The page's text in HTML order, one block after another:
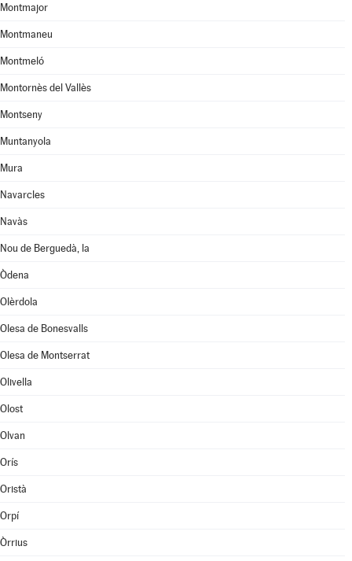
Montmajor
Montmaneu
Montmeló
Montornès del Vallès
Montseny
Muntanyola
Mura
Navarcles
Navàs
Nou de Berguedà, la
Òdena
Olèrdola
Olesa de Bonesvalls
Olesa de Montserrat
Olivella
Olost
Olvan
Orís
Oristà
Orpí
Òrrius